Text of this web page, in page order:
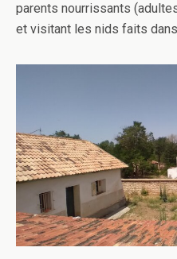
parents nourrissants
et visitant les nids faits